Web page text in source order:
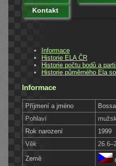
Kontakt
Informace
Historie ELA ČR
Historie počtu bodů a
Historie půměrného Ela
Informace
Příjmení a jméno
Pohlaví
Rok narození
1999
Věk
Země